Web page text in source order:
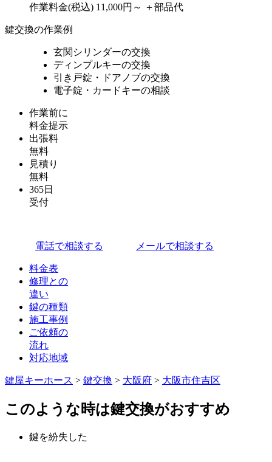
作業料金(税込) 11,000円～ ＋部品代
鍵交換の作業例
玄関シリンダーの交換
ディンプルキーの交換
引き戸錠・ドアノブの交換
電子錠・カードキーの相談
作業前に
料金提示
出張料
無料
見積り
無料
365日
受付
電話で相談する メールで相談する
料金表
修理との
違い
鍵の種類
施工事例
ご依頼の
流れ
対応地域
鍵屋キーホース > 鍵交換 > 大阪府 > 大阪市住吉区
このような時は鍵交換がおすすめ
鍵を紛失した